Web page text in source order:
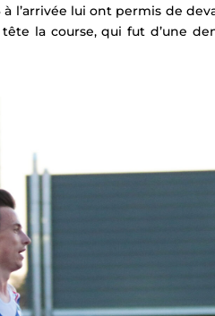
à l’arrivée lui ont permis de
la course, qui fut d’une